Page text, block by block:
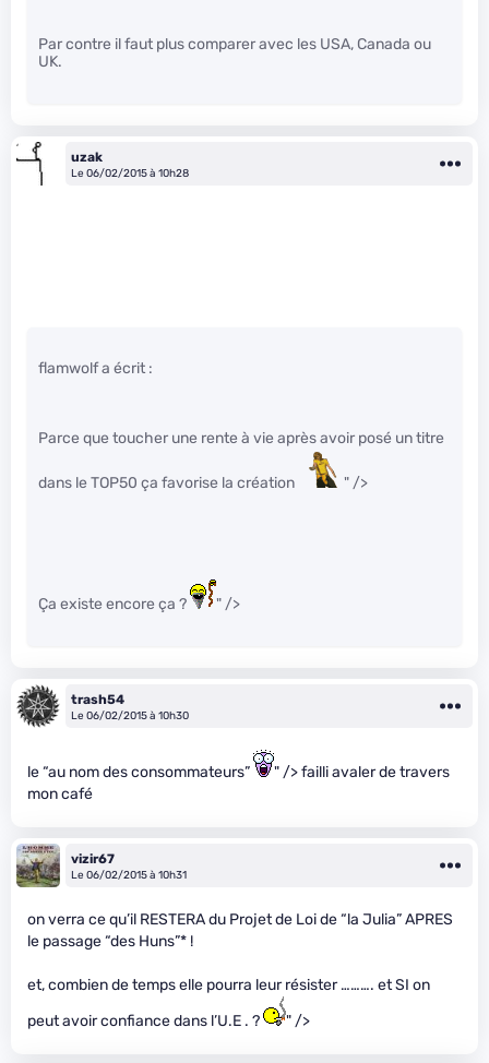
Par contre il faut plus comparer avec les USA, Canada ou
UK.
uzak
Le 06/02/2015 à 10h28
flamwolf a écrit :
Parce que toucher une rente à vie après avoir posé un titre
dans le TOP50 ça favorise la création " />
Ça existe encore ça ? " />
trash54
Le 06/02/2015 à 10h30
le “au nom des consommateurs”
" /> failli avaler de travers
mon café
vizir67
Le 06/02/2015 à 10h31
on verra ce qu’il RESTERA du Projet de Loi de “la Julia” APRES
le passage “des Huns”* !
et, combien de temps elle pourra leur résister ………. et SI on
peut avoir confiance dans l’U.E . ?
" />